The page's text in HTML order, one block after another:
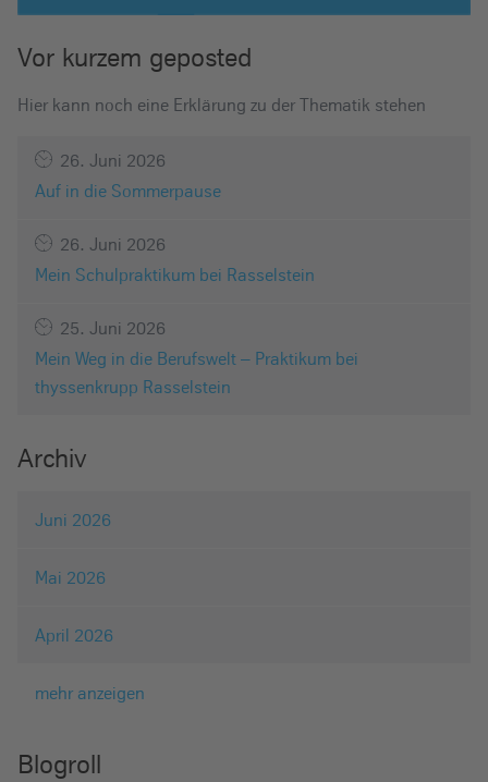
Vor kurzem geposted
Hier kann noch eine Erklärung zu der Thematik stehen
26. Juni 2026
Auf in die Sommerpause
26. Juni 2026
Mein Schulpraktikum bei Rasselstein
25. Juni 2026
Mein Weg in die Berufswelt – Praktikum bei
thyssenkrupp Rasselstein
Archiv
Juni 2026
Mai 2026
April 2026
mehr anzeigen
Blogroll